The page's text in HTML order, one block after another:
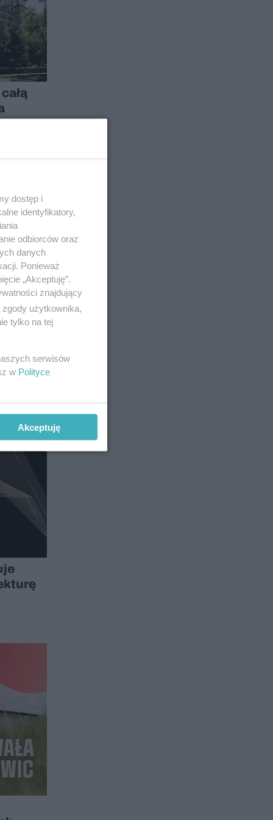
dostęp i
identyfikatory,
odbiorców oraz
danych
Ponieważ
„Akceptuję”.
znajdujący
użytkownika,
tylko na tej
serwisów
w Polityce
Akceptuję